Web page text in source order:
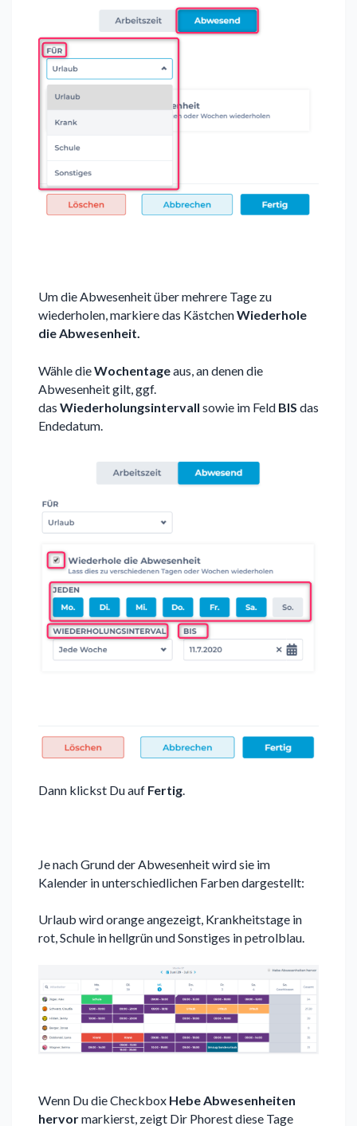
Um die Abwesenheit über mehrere Tage zu
wiederholen, markiere das KästchenWiederhole
die Abwesenheit.
Wähle dieWochentageaus, an denen die
Abwesenheit gilt, ggf.
das Wiederholungsintervall sowie im Feld BIS das
Endedatum.
Dann klickst Du auf Fertig.
Je nach Grund der Abwesenheit wird sie im
Kalender in unterschiedlichen Farben dargestellt:
Urlaub wird orange angezeigt, Krankheitstage in
rot, Schule in hellgrün und Sonstiges in petrolblau.
Wenn Du die Checkbox Hebe Abwesenheiten
hervormarkierst, zeigt Dir Phorest diese Tage